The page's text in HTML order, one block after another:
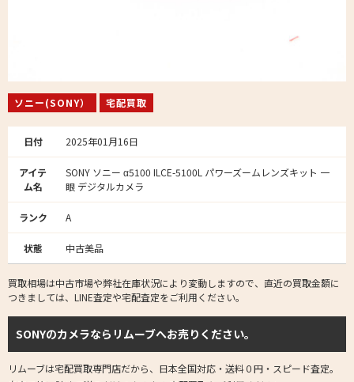
ソニー(SONY） 宅配買取
日付 2025年01月16日
アイテ
ム名
SONY ソニー α5100 ILCE-5100L パワーズームレンズキット 一
眼 デジタルカメラ
ランク A
状態 中古美品
買取相場は中古市場や弊社在庫状況により変動しますので、直近の買取金額に
つきましては、LINE査定や宅配査定をご利用ください。
SONYのカメラならリムーブへお売りください。
リムーブは宅配買取専門店だから、日本全国対応・送料０円・スピード査定。